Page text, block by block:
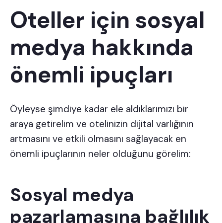
Oteller için sosyal
medya hakkında
önemli ipuçları
Öyleyse şimdiye kadar ele aldıklarımızı bir
araya getirelim ve otelinizin dijital varlığının
artmasını ve etkili olmasını sağlayacak en
önemli ipuçlarının neler olduğunu görelim:
Sosyal medya
pazarlamasına bağlılık